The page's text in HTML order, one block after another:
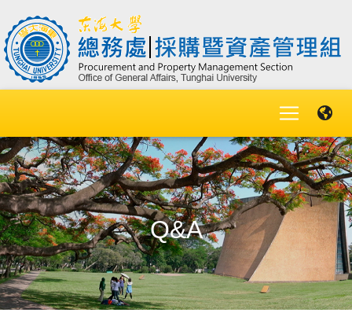
Q&A